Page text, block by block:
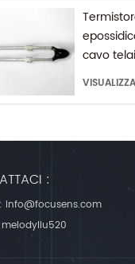
cavo
:
info@focusens.com
melodyliu520